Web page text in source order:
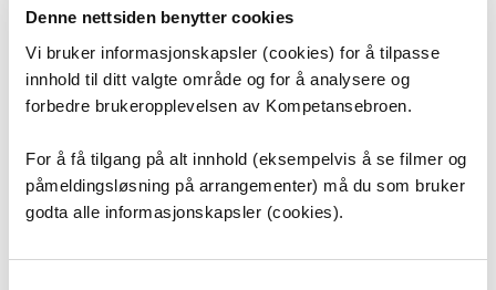
Denne nettsiden benytter cookies
Vi bruker informasjonskapsler (cookies) for å tilpasse
innhold til ditt valgte område og for å analysere og
forbedre brukeropplevelsen av Kompetansebroen.
For å få tilgang på alt innhold (eksempelvis å se filmer og
påmeldingsløsning på arrangementer) må du som bruker
godta alle informasjonskapsler (cookies).
bydel
Tjenester og tilbud fra Velferdsetaten
Tjenester og tilbud fra Barne- og familieetaten
Lavterskel støttetilbud til foreldre og pårørende
NAV